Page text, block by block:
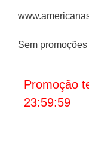
Sem
Promoção
23:59:59